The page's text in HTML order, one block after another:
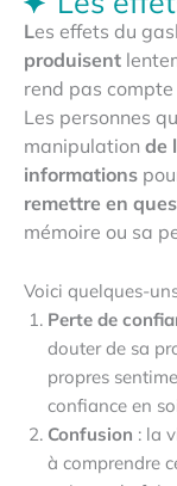
Les effets du
produisent
rend pas compte
Les personnes
manipulation de
informations
remettre en
mémoire ou sa
Voici quelques-
Perte de
douter de sa
propres
confiance en
Confusion : la
à comprendre